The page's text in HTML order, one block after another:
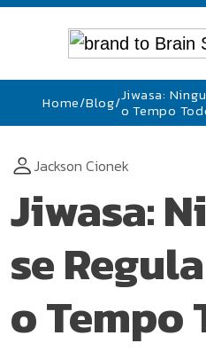
Home/Blog/Jiwasa:
o Tempo
Jackson Cionek
Jiwasa:
se
o Tempo